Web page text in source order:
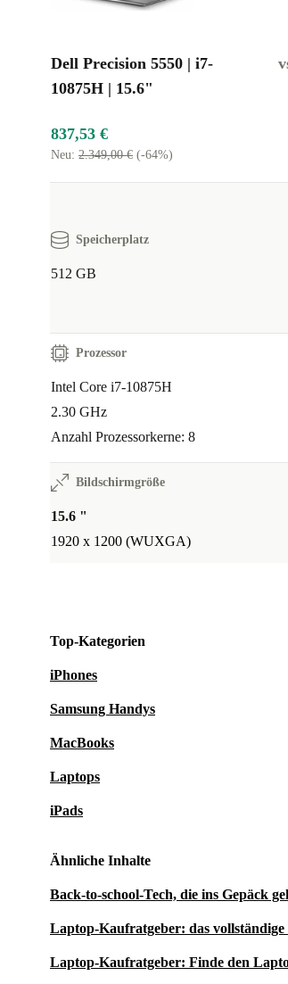
Dell Precision 5550 | i7-
10875H | 15.6"
837,53 €
Neu: 2.349,00 € (-64%)
Speicherplatz
512 GB
Prozessor
Intel Core i7-10875H
2.30 GHz
Anzahl Prozessorkerne: 8
Bildschirmgröße
15.6 "
1920 x 1200 (WUXGA)
Top-Kategorien
iPhones
Samsung Handys
MacBooks
Laptops
iPads
Ähnliche Inhalte
Back-to-school-Tech, die ins Gepäck
Laptop-Kaufratgeber: das
Laptop-Kaufratgeber: Finde den